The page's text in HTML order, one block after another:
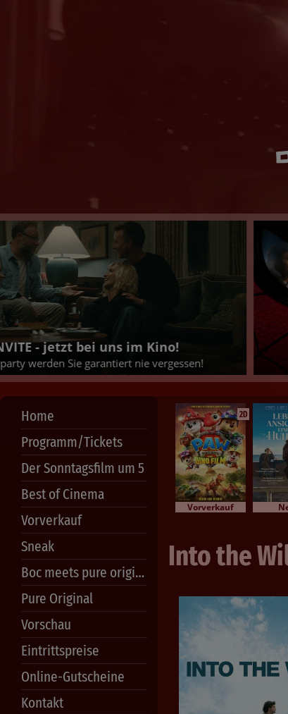
JETZT TICKETS SICHERN!
Home
Programm/Tickets
Der Sonntagsfilm um 5
Best of Cinema
Vorverkauf
Sneak
Boc meets pure original
Pure Original
Vorschau
Eintrittspreise
Online-Gutscheine
Kontakt
2D
Vorverkauf
Into the